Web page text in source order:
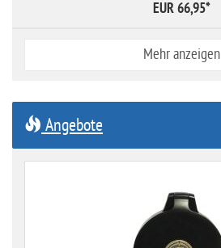
EUR 66,95*
Mehr anzeigen
Angebote